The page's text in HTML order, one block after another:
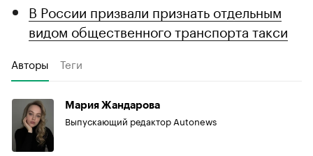
В России призвали признать отдельным
видом общественного транспорта такси
Авторы Теги
Мария Жандарова
Выпускающий редактор Autonews